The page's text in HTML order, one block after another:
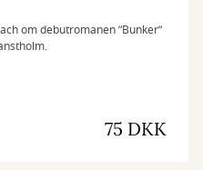
om debutromanen ”Bunker”
75 DKK